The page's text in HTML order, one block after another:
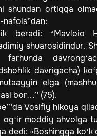
shundan ortiqqa
nafois”dan:
beradi: “Mavloio
shuarosidindur.
davrigacha)
elga
bor…” (75).
Vosifiy hikoya
og‘ir moddiy ahvolga
dedi: «Boshingga ko‘k